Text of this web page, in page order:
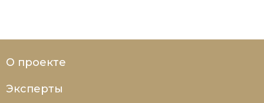
О проекте
Эксперты